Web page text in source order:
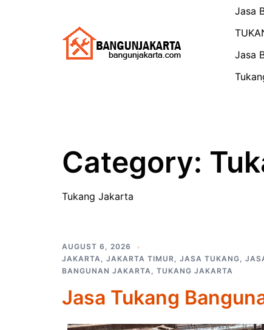
Jasa
Jasa
Category:
Tukang Jakarta
AUGUST 6, 2026
JAKARTA, JAKARTA TIMUR, JASA TUKANG,
BANGUNAN JAKARTA, TUKANG JAKARTA
Jasa Tukang